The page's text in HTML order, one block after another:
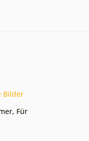
Bilder
, Für